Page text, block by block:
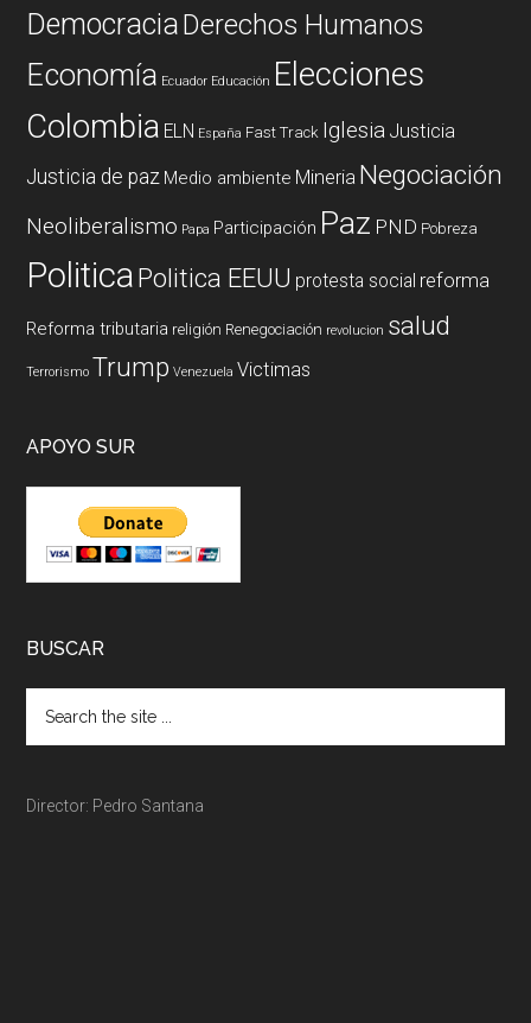
DemocraciaDerechos Humanos
Economía Ecuador Educación Elecciones
Colombia ELN España Fast Track Iglesia Justicia
Justicia de paz Medio ambiente Mineria Negociación
Neoliberalismo Papa Participación Paz PND Pobreza
PoliticaPolitica EEUU protesta social reforma
Reforma tributaria religión Renegociación revolucion salud
Terrorismo Trump Venezuela Victimas
APOYO SUR
BUSCAR
Director: Pedro Santana